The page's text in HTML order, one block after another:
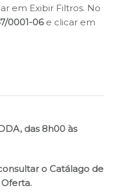
em Exibir Filtros. No
0001-06e clicar em
das 8h00 às
o Catálago de